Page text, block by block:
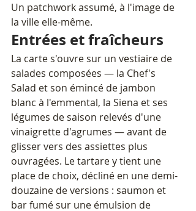
Un patchwork assumé, à l'image de
la ville elle-même.
Entrées et fraîcheurs
La carte s'ouvre sur un vestiaire de
salades composées — la Chef's
Salad et son émincé de jambon
blanc à l'emmental, la Siena et ses
légumes de saison relevés d'une
vinaigrette d'agrumes — avant de
glisser vers des assiettes plus
ouvragées. Le tartare y tient une
place de choix, décliné en une demi-
douzaine de versions : saumon et
bar fumé sur une émulsion de